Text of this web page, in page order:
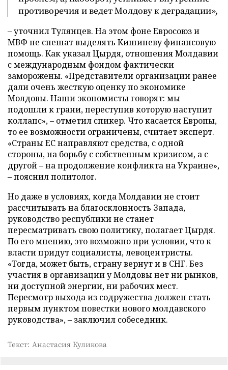
противоречия и ведет Молдову к деградации»,
– уточнил Тулянцев. На этом фоне Евросоюз и
МВФ не спешат выделять Кишиневу финансовую
помощь. Как указал Цырдя, отношения Молдавии
с международным фондом фактически
заморожены. «Представители организации ранее
дали очень жесткую оценку по экономике
Молдовы. Наши экономисты говорят: мы
подошли к грани, переступив которую наступит
коллапс», – отметил спикер. Что касается Европы,
то ее возможности ограничены, считает эксперт.
«Страны ЕС направляют средства, с одной
стороны, на борьбу с собственным кризисом, а с
другой – на продолжение конфликта на Украине»,
– пояснил политолог.
Но даже в условиях, когда Молдавии не стоит
рассчитывать на благосклонность Запада,
руководство республики не станет
пересматривать свою политику, полагает Цырдя.
По его мнению, это возможно при условии, что к
власти придут социалисты, левоцентристы.
«Тогда, может быть, страну вернут и в СНГ. Без
участия в организации у Молдовы нет ни рынков,
ни доступной энергии, ни рабочих мест.
Пересмотр выхода из содружества должен стать
первым пунктом повестки нового молдавского
руководства», – заключил собеседник.
Текст: Анастасия Куликова